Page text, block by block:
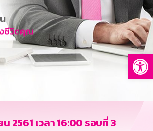
งยืน
รเงิน
GSB Society
ชีวิตคุณ
2561 เวลา 16:00 รอบที่ 3